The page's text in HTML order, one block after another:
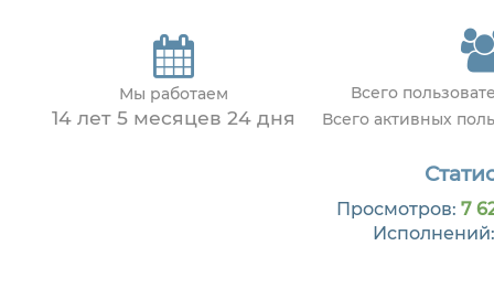
Мы работаем
14 лет 5 месяцев 24 дня
Всего
Всего активных
Просмотров: 7